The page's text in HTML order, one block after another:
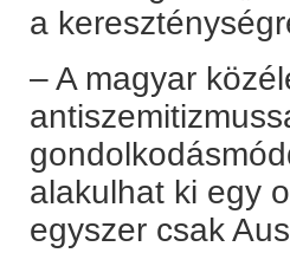
a
– A magyar
alakulhat ki egy
egyszer csak